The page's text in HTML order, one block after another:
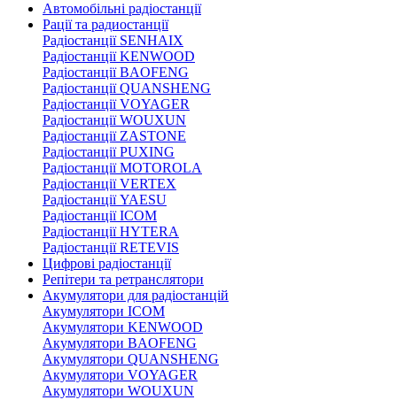
Автомобільні радіостанції
Рації та радиостанції
Радіостанції SENHAIX
Радіостанції KENWOOD
Радіостанції BAOFENG
Радіостанції QUANSHENG
Радіостанції VOYAGER
Радіостанції WOUXUN
Радіостанції ZASTONE
Радіостанції PUXING
Радіостанції MOTOROLA
Радіостанції VERTEX
Радіостанції YAESU
Радіостанції ICOM
Радіостанції HYTERA
Радіостанції RETEVIS
Цифрові радіостанції
Репітери та ретранслятори
Акумулятори для радіостанцій
Акумулятори ICOM
Акумулятори KENWOOD
Акумулятори BAOFENG
Акумулятори QUANSHENG
Акумулятори VOYAGER
Акумулятори WOUXUN